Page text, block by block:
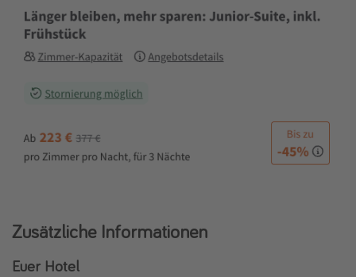
Zusätzliche Informationen
Euer Hotel